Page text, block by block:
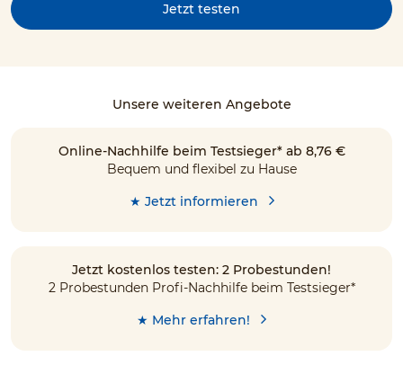
Jetzt testen
Unsere weiteren Angebote
Online-Nachhilfe beim Testsieger* ab 8,76 €
Bequem und flexibel zu Hause
★ Jetzt informieren
Jetzt kostenlos testen: 2 Probestunden!
2 Probestunden Profi-Nachhilfe beim Testsieger*
★ Mehr erfahren!